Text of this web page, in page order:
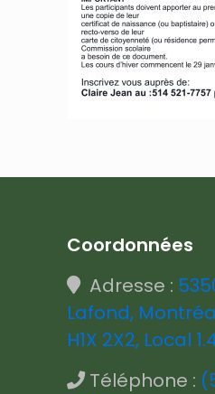
Coordonnées
Adresse :
Lafond,
H1X 2X2, Local
Téléphone :